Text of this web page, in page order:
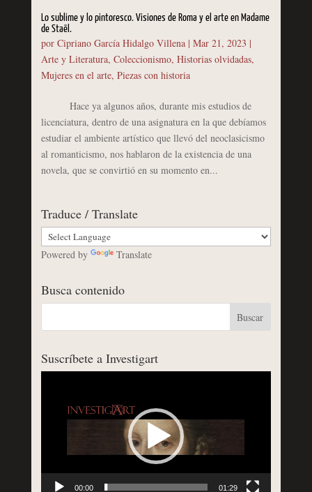
Lo sublime y lo pintoresco. Visiones de Roma y el arte en Madame
de Staël.
por Cipriano García Hidalgo Villena| Mar 21, 2023 |
Arte y Literatura, Coleccionismo, Historias olvidadas,
Mujeres en el arte, Piezas con historia
Hace ya algunos años, durante mis estudios de
licenciatura, dentro de una asignatura en la que debíamos
estudiar el ambiente artístico que llevó del neoclasicismo
al romanticismo, nos hablaron de la existencia de una
novela, que se convirtió en su momento en...
Traduce / Translate
Powered by Translate
Busca contenido
Suscríbete a Investigart
00:00 01:29